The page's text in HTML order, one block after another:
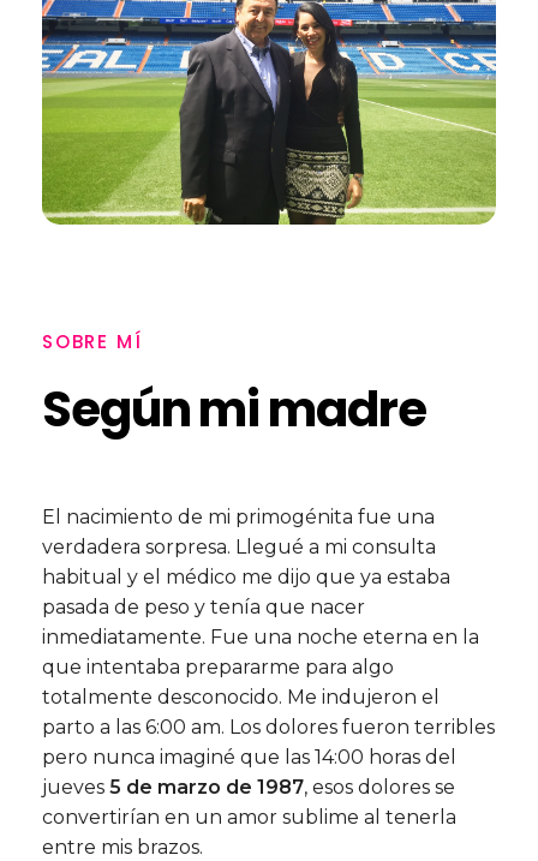
SOBRE MÍ
Según mi madre
El nacimiento de mi primogénita fue una
verdadera sorpresa. Llegué a mi consulta
habitual y el médico me dijo que ya estaba
pasada de peso y tenía que nacer
inmediatamente. Fue una noche eterna en la
que intentaba prepararme para algo
totalmente desconocido. Me indujeron el
parto a las 6:00 am. Los dolores fueron terribles
pero nunca imaginé que las 14:00 horas del
jueves 5 de marzo de 1987, esos dolores se
convertirían en un amor sublime al tenerla
entre mis brazos.